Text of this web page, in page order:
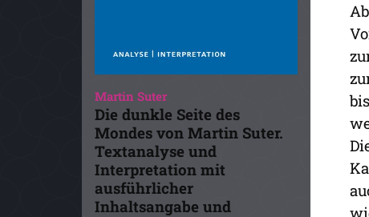
Martin Suter
Die dunkle Seite des
Mondes von Martin Suter.
Textanalyse und
Interpretation mit
ausführlicher
Inhaltsangabe und